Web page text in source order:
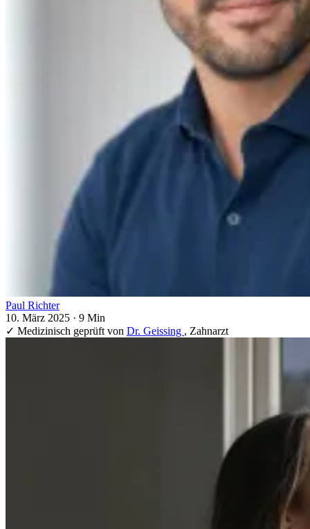
Paul Richter
10. März 2025 · 9 Min
✓ Medizinisch geprüft von Dr. Geissing , Zahnarzt